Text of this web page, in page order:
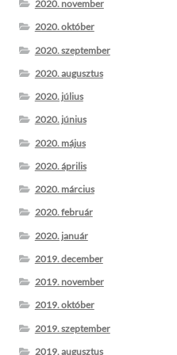
2020. november
2020. október
2020. szeptember
2020. augusztus
2020. július
2020. június
2020. május
2020. április
2020. március
2020. február
2020. január
2019. december
2019. november
2019. október
2019. szeptember
2019. augusztus